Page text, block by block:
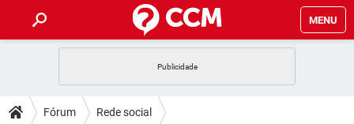
MENU
CELULAR
DICAS
Fórum Rede social